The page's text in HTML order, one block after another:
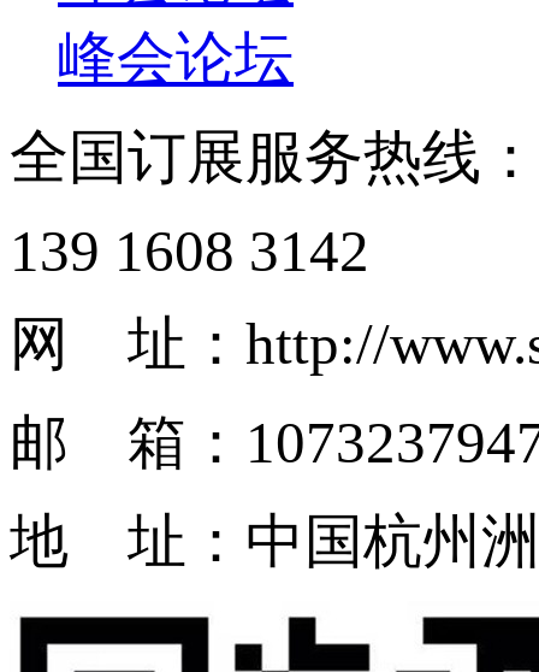
峰会论坛
全国订展服务热线：
139 1608 3142
网 址：http://
邮 箱：
地 址：中国杭州